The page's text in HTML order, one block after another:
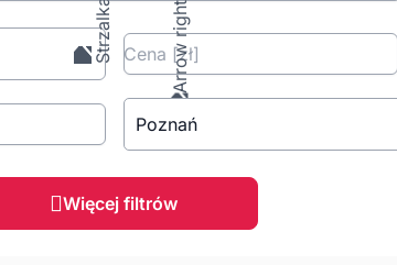
Cena [zł]
Poznań
Więcej filtrów